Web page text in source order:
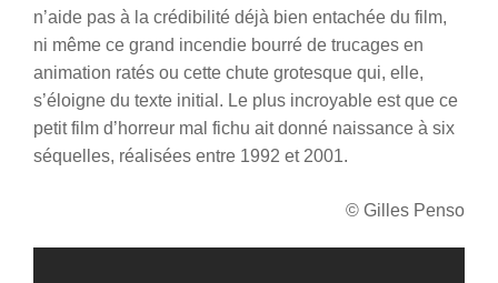
n’aide pas à la crédibilité déjà bien entachée du film,
ni même ce grand incendie bourré de trucages en
animation ratés ou cette chute grotesque qui, elle,
s’éloigne du texte initial. Le plus incroyable est que ce
petit film d’horreur mal fichu ait donné naissance à six
séquelles, réalisées entre 1992 et 2001.
© Gilles Penso